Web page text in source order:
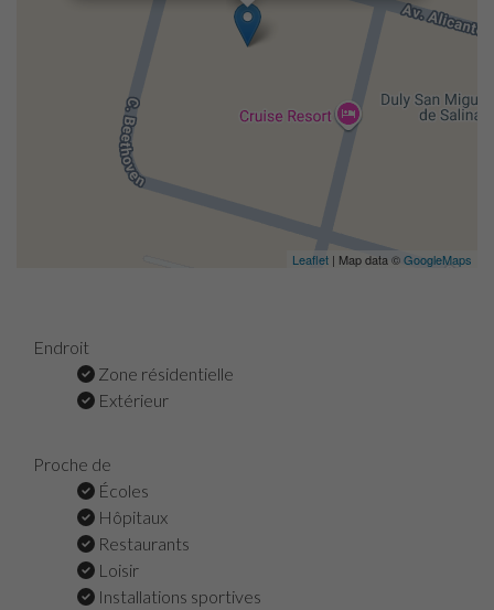
Leaflet | Map data ©GoogleMaps
Endroit
Zone résidentielle
Extérieur
Proche de
Écoles
Hôpitaux
Restaurants
Loisir
Installations sportives